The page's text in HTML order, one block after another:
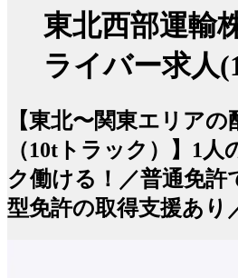
東北西部運輸
ライバー求人
【東北〜関東エリア
（10tトラック）】1
ク働ける！／普通免
型免許の取得支援あり